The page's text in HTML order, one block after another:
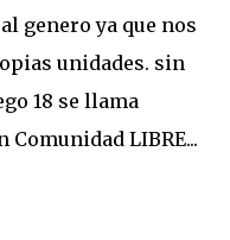
genero ya que nos
unidades. sin
18 se llama
Comunidad LIBRE...